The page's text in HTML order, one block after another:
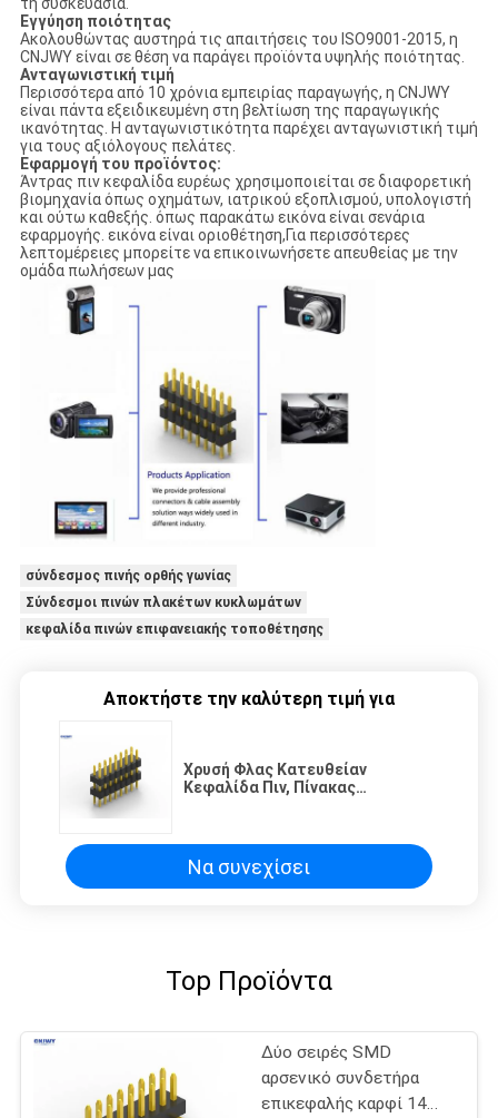
τη συσκευασία.
Εγγύηση ποιότητας
Ακολουθώντας αυστηρά τις απαιτήσεις του ISO9001-2015, η
CNJWY είναι σε θέση να παράγει προϊόντα υψηλής ποιότητας.
Ανταγωνιστική τιμή
Περισσότερα από 10 χρόνια εμπειρίας παραγωγής, η CNJWY
είναι πάντα εξειδικευμένη στη βελτίωση της παραγωγικής
ικανότητας. Η ανταγωνιστικότητα παρέχει ανταγωνιστική τιμή
για τους αξιόλογους πελάτες.
Εφαρμογή του προϊόντος:
Άντρας πιν κεφαλίδα ευρέως χρησιμοποιείται σε διαφορετική
βιομηχανία όπως οχημάτων, ιατρικού εξοπλισμού, υπολογιστή
και ούτω καθεξής. όπως παρακάτω εικόνα είναι σενάρια
εφαρμογής. εικόνα είναι οριοθέτηση,Για περισσότερες
λεπτομέρειες μπορείτε να επικοινωνήσετε απευθείας με την
ομάδα πωλήσεων μας
σύνδεσμος πινής ορθής γωνίας
Σύνδεσμοι πινών πλακέτων κυκλωμάτων
κεφαλίδα πινών επιφανειακής τοποθέτησης
Αποκτήστε την καλύτερη τιμή για
Χρυσή Φλας Κατευθείαν
Κεφαλίδα Πιν, Πίνακας
Να συνεχίσει
Top Προϊόντα
Δύο σειρές SMD
αρσενικό συνδετήρα
επικεφαλής καρφί 14